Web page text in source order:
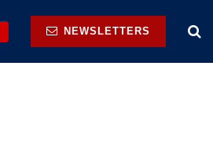
NEWSLETTERS